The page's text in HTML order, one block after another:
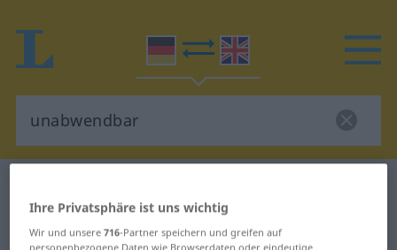
Deutsch-Englisch Übersetzung für
Ihre Privatsphäre ist uns wichtig
Wir und unsere716-Partner speichern und greifen auf
personenbezogene Daten wie Browserdaten oder eindeutige